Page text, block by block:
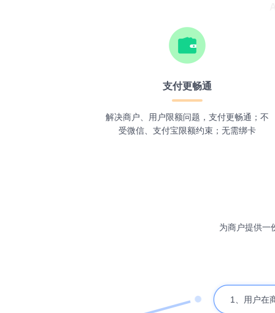
支付更畅通
解决商户、用户限额问题，支付更畅通；不
受微信、支付宝限额约束；无需绑卡
为商户提供一
1、用户在